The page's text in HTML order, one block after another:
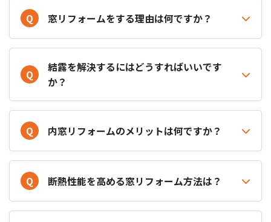
Q 窓リフォームをする理由は何ですか？
Q
結露を解決するにはどうすればいいです
か？
Q 内窓リフォームのメリットは何ですか？
Q 断熱性能を高める窓リフォーム方法は？